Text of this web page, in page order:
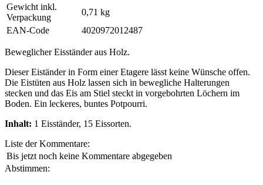
Gewicht inkl.
Verpackung
0,71 kg
EAN-Code
4020972012487
Beweglicher Eisständer aus Holz.
Dieser Eiständer in Form einer Etagere lässt keine Wünsche offen.
Die Eistüten aus Holz lassen sich in bewegliche Halterungen
stecken und das Eis am Stiel steckt in vorgebohrten Löchern im
Boden. Ein leckeres, buntes Potpourri.
Inhalt: 1 Eisständer, 15 Eissorten.
Liste der Kommentare:
Bis jetzt noch keine Kommentare abgegeben
Abstimmen: